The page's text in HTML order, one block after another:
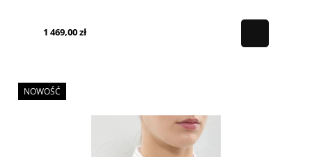
1 469,00 zł
NOWOŚĆ